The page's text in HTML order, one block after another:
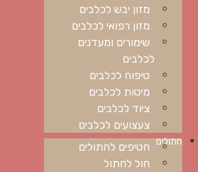
מזון יבש לכלבים
מזון רפואי לכלבים
שימורים ומעדנים
לכלבים
טיפוח לכלבים
מיטות לכלבים
ציוד לכלבים
צעצועים לכלבים
חתולים חטיפים לחתולים
חול לחתול